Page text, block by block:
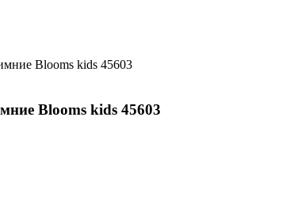
Blooms kids 45603
Blooms kids 45603